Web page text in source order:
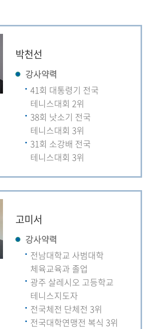
박천선
강사약력
41회 대통령기 전국
테니스대회 2위
38회 낫소기 전국
테니스대회 3위
31회 소강배 전국
테니스대회 3위
고미서
강사약력
전남대학교 사범대학
체육교육과 졸업
광주 살레시오 고등학교
테니스지도자
전국체전 단체전 3위
전국대학연맹전 복식 3위